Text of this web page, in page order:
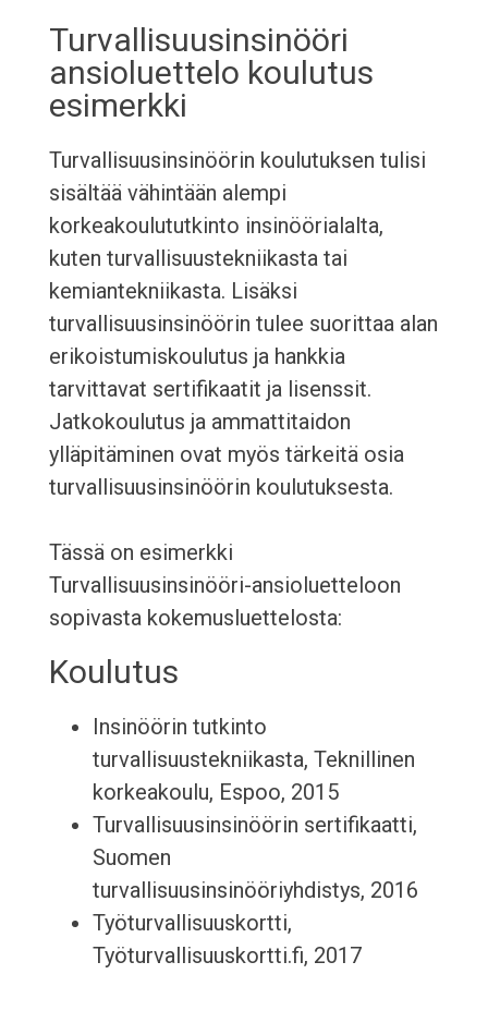
Turvallisuusinsinööri
ansioluettelo koulutus
esimerkki
Turvallisuusinsinöörin koulutuksen tulisi
sisältää vähintään alempi
korkeakoulututkinto insinöörialalta,
kuten turvallisuustekniikasta tai
kemiantekniikasta. Lisäksi
turvallisuusinsinöörin tulee suorittaa alan
erikoistumiskoulutus ja hankkia
tarvittavat sertifikaatit ja lisenssit.
Jatkokoulutus ja ammattitaidon
ylläpitäminen ovat myös tärkeitä osia
turvallisuusinsinöörin koulutuksesta.
Tässä on esimerkki
Turvallisuusinsinööri-ansioluetteloon
sopivasta kokemusluettelosta:
Koulutus
Insinöörin tutkinto
turvallisuustekniikasta, Teknillinen
korkeakoulu, Espoo, 2015
Turvallisuusinsinöörin sertifikaatti,
Suomen
turvallisuusinsinööriyhdistys, 2016
Työturvallisuuskortti,
Työturvallisuuskortti.fi, 2017